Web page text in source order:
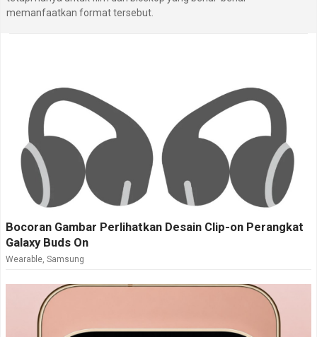
memanfaatkan format tersebut.
Bocoran Gambar Perlihatkan Desain Clip-on Perangkat
Galaxy Buds On
Wearable, Samsung